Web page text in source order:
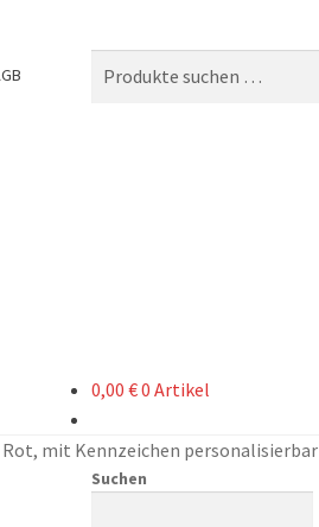
0,00 €0 Artikel
mit Kennzeichen personalisierbar
Suchen